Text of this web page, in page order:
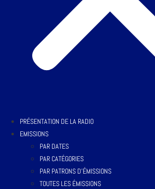
PRÉSENTATION DE LA RADIO
EMISSIONS
PAR DATES
PAR CATÉGORIES
PAR PATRONS D’ÉMISSIONS
TOUTES LES ÉMISSIONS